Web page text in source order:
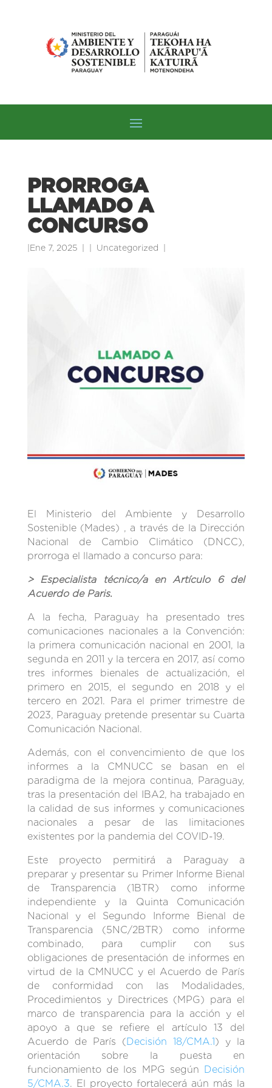
PRORROGA
LLAMADO A
CONCURSO
Ene 7, 2025 Uncategorized
El Ministerio del Ambiente y Desarrollo
Sostenible (Mades) , a través de la Dirección
Nacional de Cambio Climático (DNCC),
prorroga el llamado a concurso para:
> Especialista técnico/a en Artículo 6 del
Acuerdo de Paris.
A la fecha, Paraguay ha presentado tres
comunicaciones nacionales a la Convención:
la primera comunicación nacional en 2001, la
segunda en 2011 y la tercera en 2017, así como
tres informes bienales de actualización, el
primero en 2015, el segundo en 2018 y el
tercero en 2021. Para el primer trimestre de
2023, Paraguay pretende presentar su Cuarta
Comunicación Nacional.
Además, con el convencimiento de que los
informes a la CMNUCC se basan en el
paradigma de la mejora continua, Paraguay,
tras la presentación del IBA2, ha trabajado en
la calidad de sus informes y comunicaciones
nacionales a pesar de las limitaciones
existentes por la pandemia del COVID-19.
Este proyecto permitirá a Paraguay a
preparar y presentar su Primer Informe Bienal
de Transparencia (1BTR) como informe
independiente y la Quinta Comunicación
Nacional y el Segundo Informe Bienal de
Transparencia (5NC/2BTR) como informe
combinado, para cumplir con sus
obligaciones de presentación de informes en
virtud de la CMNUCC y el Acuerdo de París
de conformidad con las Modalidades,
Procedimientos y Directrices (MPG) para el
marco de transparencia para la acción y el
apoyo a que se refiere el artículo 13 del
Acuerdo de París (Decisión 18/CMA.1) y la
orientación sobre la puesta en
funcionamiento de los MPG según Decisión
5/CMA.3. El proyecto fortalecerá aún más la